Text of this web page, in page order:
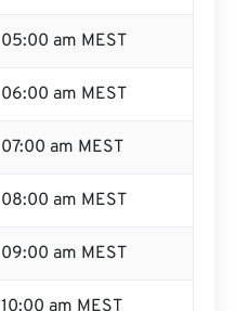
05:00 am MEST
06:00 am MEST
07:00 am MEST
08:00 am MEST
09:00 am MEST
10:00 am MEST